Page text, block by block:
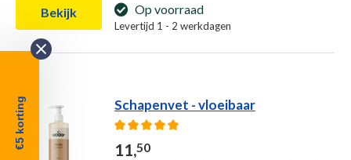
Bekijk Op voorraad
Levertijd 1 - 2 werkdagen
Schapenvet - vloeibaar
Gemiddelde waardering van 5 van 5 sterren
11,50
€5 korting